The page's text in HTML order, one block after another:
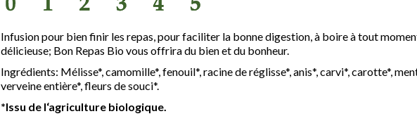
Infusion pour bien finir les repas, pour faciliter la bonne digestion, à boire à tout
délicieuse; Bon Repas Bio vous offrira du bien et du bonheur.
Ingrédients: Mélisse*, camomille*, fenouil*, racine de réglisse*, anis*, carvi*, carotte*,
verveine entière*, fleurs de souci*.
*Issu de l‘agriculture biologique.